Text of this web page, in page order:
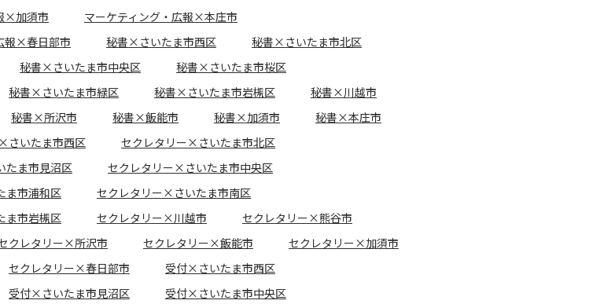
×加須市
マーケティング・広報×本庄市
報×春日部市 秘書×さいたま市西区
秘書×さいたま市北区
秘書×さいたま市中央区
秘書×さいたま市桜区
秘書×さいたま市緑区 秘書×さいたま市岩槻区
秘書×川越市
秘書×所沢市 秘書×飯能市 秘書×加須市
秘書×本庄市
さいたま市西区
セクレタリー×さいたま市北区
たま市見沼区
セクレタリー×さいたま市中央区
ま市浦和区
セクレタリー×さいたま市南区
ま市岩槻区 セクレタリー×川越市
セクレタリー×熊谷市
クレタリー×所沢市 セクレタリー×飯能市
セクレタリー×加須市
セクレタリー×春日部市
受付×さいたま市西区
受付×さいたま市見沼区 受付×さいたま市中央区